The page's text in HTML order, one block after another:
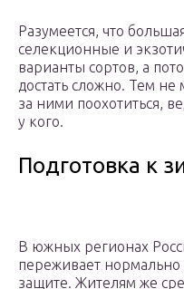
Разумеется, что
селекционные и
варианты сортов, а
достать сложно. Тем не
за ними поохотиться,
у кого.
Подготовка к
В южных регионах
переживает нормально
защите. Жителям же